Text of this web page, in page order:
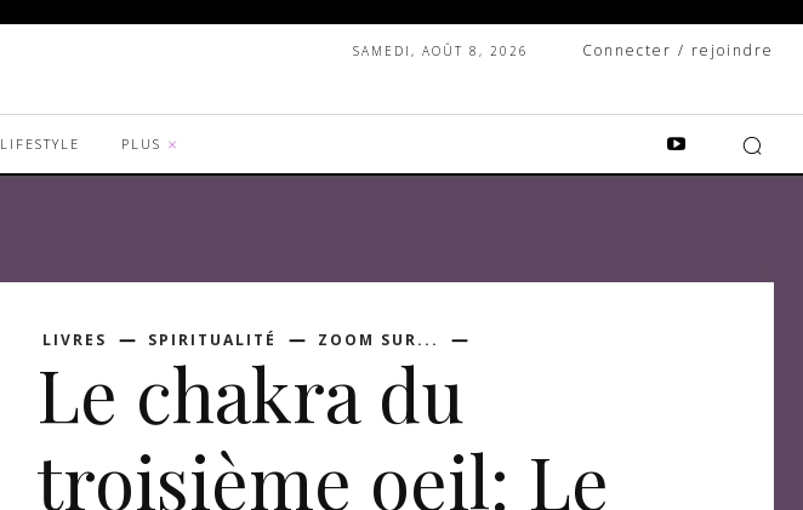
SAMEDI, AOÛT 8, 2026 Connecter / rejoindre
LIFESTYLE PLUS
LIVRES SPIRITUALITÉ ZOOM SUR...
Le chakra du
troisième oeil: Le